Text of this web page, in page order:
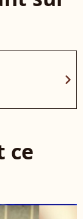
chevron_right
ce